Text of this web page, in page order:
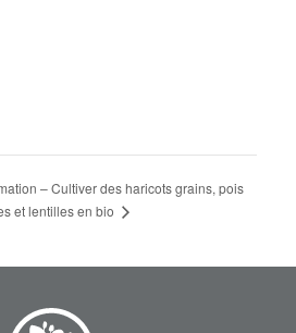
– Cultiver des haricots grains, pois
et lentilles en bio